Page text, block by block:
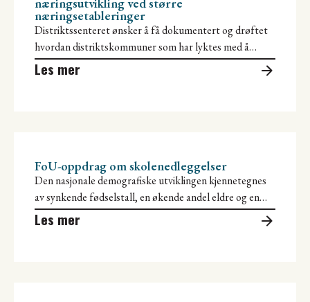
næringsetableringer
Distriktssenteret ønsker å få dokumentert og drøftet
hvordan distriktskommuner som har lyktes med å
tiltrekke større, private næringsetableringer har jobbet
Les mer
FoU-oppdrag om skolenedleggelser
Den nasjonale demografiske utviklingen kjennetegnes
av synkende fødselstall, en økende andel eldre og en
redusert andel yrkesaktive, noe som sammen
Les mer